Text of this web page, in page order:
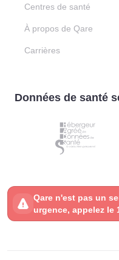
Centres de santé
À propos de Qare
Carrières
Données de santé
Qare n'est pas un
urgence, appelez le